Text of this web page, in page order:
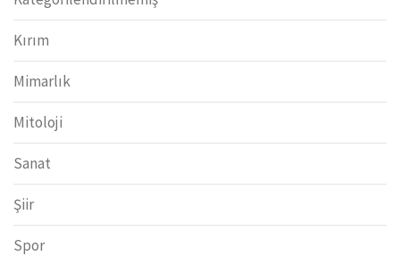
Kırım
Mimarlık
Mitoloji
Sanat
Şiir
Spor